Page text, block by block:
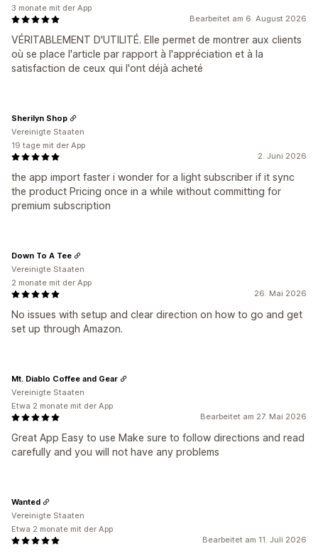
Bearbeitet am 6. August 2026
VÉRITABLEMENT D'UTILITÉ. Elle permet de montrer aux clients
où se place l'article par rapport à l'appréciation et à la
satisfaction de ceux qui l'ont déjà acheté
3 monate mit der App
2. Juni 2026
the app import faster i wonder for a light subscriber if it sync
the product Pricing once in a while without committing for
premium subscription
Sherilyn Shop
Vereinigte Staaten
19 tage mit der App
26. Mai 2026
No issues with setup and clear direction on how to go and get
set up through Amazon.
Down To A Tee
Vereinigte Staaten
2 monate mit der App
Bearbeitet am 27. Mai 2026
Great App Easy to use Make sure to follow directions and read
carefully and you will not have any problems
Mt. Diablo Coffee and Gear
Vereinigte Staaten
Etwa 2 monate mit der App
Bearbeitet am 11. Juli 2026
Wanted
Vereinigte Staaten
Etwa 2 monate mit der App